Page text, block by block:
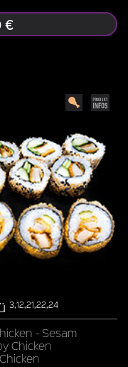
€
3,12,21,22,24
- Sesam
Chicken